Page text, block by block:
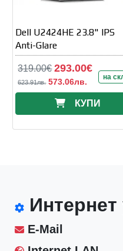
Dell U2424HE 23.8" IPS
Anti-Glare
319.00€ 293.00€
623.91лв. 573.06лв. на
КУПИ
Интернет
E-Mail